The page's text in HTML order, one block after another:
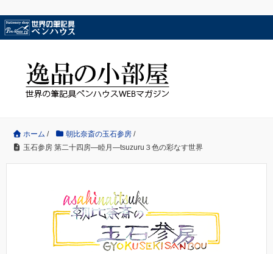
ホーム / 朝比奈斎の玉石参房 /
玉石参房 第二十四房―睦月―tsuzuru３色の彩なす世界